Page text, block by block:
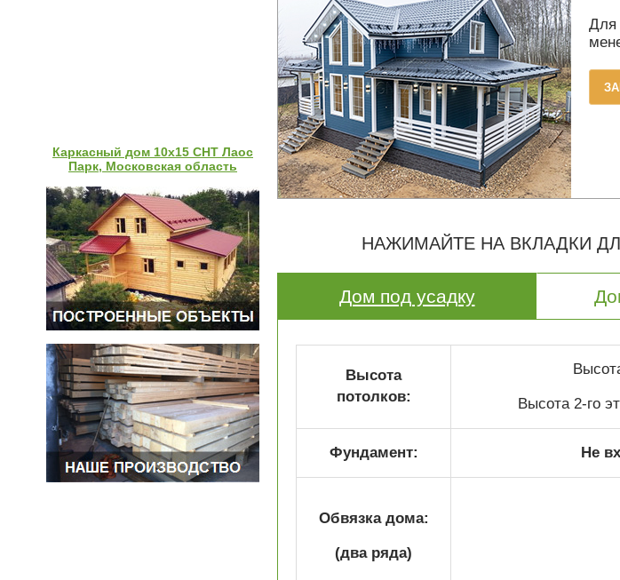
Для
НАЖИМАЙТЕ НА ВКЛАДКИ
Дом под усадку
Высота
потолков:
Высота 2-го
Фундамент: Не
Обвязка дома:
(два ряда)
Каркасный дом 10х15 СНТ Лаос
Парк, Московская область